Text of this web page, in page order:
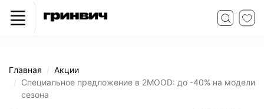
Главная
Акции
Специальное предложение в 2MOOD: до -40% на модели
сезона